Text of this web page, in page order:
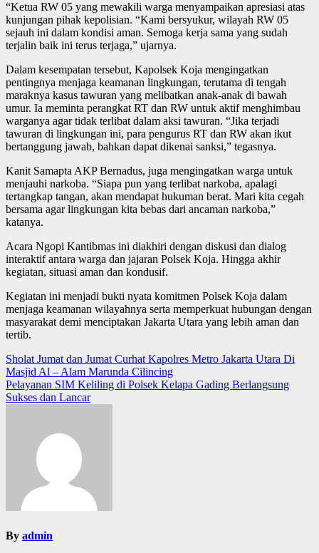
“Ketua RW 05 yang mewakili warga menyampaikan apresiasi atas
kunjungan pihak kepolisian. “Kami bersyukur, wilayah RW 05
sejauh ini dalam kondisi aman. Semoga kerja sama yang sudah
terjalin baik ini terus terjaga,” ujarnya.
Dalam kesempatan tersebut, Kapolsek Koja mengingatkan
pentingnya menjaga keamanan lingkungan, terutama di tengah
maraknya kasus tawuran yang melibatkan anak-anak di bawah
umur. Ia meminta perangkat RT dan RW untuk aktif menghimbau
warganya agar tidak terlibat dalam aksi tawuran. “Jika terjadi
tawuran di lingkungan ini, para pengurus RT dan RW akan ikut
bertanggung jawab, bahkan dapat dikenai sanksi,” tegasnya.
Kanit Samapta AKP Bernadus, juga mengingatkan warga untuk
menjauhi narkoba. “Siapa pun yang terlibat narkoba, apalagi
tertangkap tangan, akan mendapat hukuman berat. Mari kita cegah
bersama agar lingkungan kita bebas dari ancaman narkoba,”
katanya.
Acara Ngopi Kantibmas ini diakhiri dengan diskusi dan dialog
interaktif antara warga dan jajaran Polsek Koja. Hingga akhir
kegiatan, situasi aman dan kondusif.
Kegiatan ini menjadi bukti nyata komitmen Polsek Koja dalam
menjaga keamanan wilayahnya serta memperkuat hubungan dengan
masyarakat demi menciptakan Jakarta Utara yang lebih aman dan
tertib.
Post
navigation
Sholat Jumat dan Jumat Curhat Kapolres Metro Jakarta Utara Di
Masjid Al – Alam Marunda Cilincing
Pelayanan SIM Keliling di Polsek Kelapa Gading Berlangsung
Sukses dan Lancar
By admin